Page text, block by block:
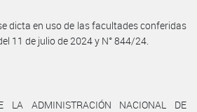
dicta en uso de las facultades conferidas
11 de julio de 2024 y N° 844/24.
LA ADMINISTRACIÓN NACIONAL DE